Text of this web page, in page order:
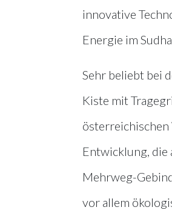
innovative
Energie im
Sehr beliebt bei
Kiste mit
österreichischen
Entwicklung, die
Mehrweg-
vor allem